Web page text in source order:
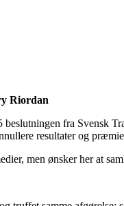
Riordan
beslutningen fra
resultater og
men ønsker her at